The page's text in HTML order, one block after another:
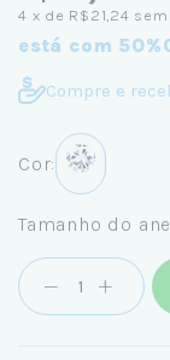
4 x de R$21,24
está com
Compre e
Cor:
Tamanho do